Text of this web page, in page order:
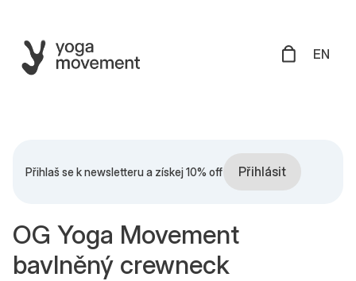
EN
Přihlaš se k newsletteru a získej 10% off Přihlásit
OG Yoga Movement
bavlněný crewneck